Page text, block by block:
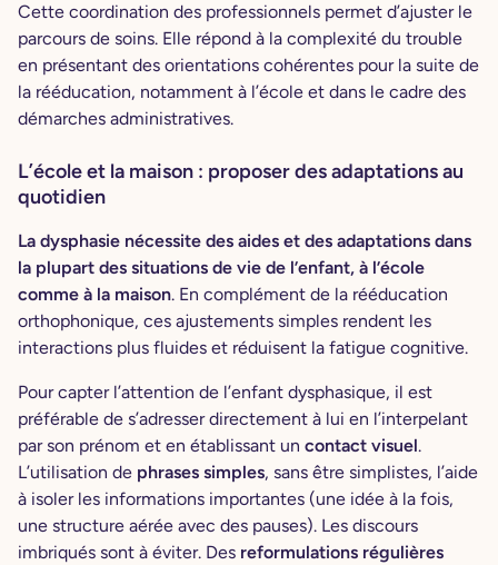
Cette coordination des professionnels permet d’ajuster le
parcours de soins. Elle répond à la complexité du trouble
en présentant des orientations cohérentes pour la suite de
la rééducation, notamment à l’école et dans le cadre des
démarches administratives.
L’école et la maison : proposer des adaptations au
quotidien
La dysphasie nécessite des aides et des adaptations dans
la plupart des situations de vie de l’enfant, à l’école
comme à la maison. En complément de la rééducation
orthophonique, ces ajustements simples rendent les
interactions plus fluides et réduisent la fatigue cognitive.
Pour capter l’attention de l’enfant dysphasique, il est
préférable de s’adresser directement à lui en l’interpelant
par son prénom et en établissant un contact visuel.
L’utilisation de phrases simples, sans être simplistes, l’aide
à isoler les informations importantes (une idée à la fois,
une structure aérée avec des pauses). Les discours
imbriqués sont à éviter. Des reformulations régulières